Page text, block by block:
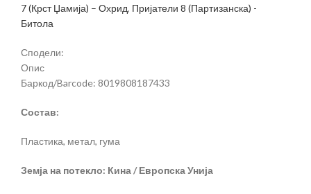
7 (Крст Џамија) – Охрид, Пријатели 8 (Партизанска) -
Битола
Сподели:
Опис
Баркод/Barcode: 8019808187433
Состав:
Пластика, метал, гума
Земја на потекло: Кина / Европска Унија